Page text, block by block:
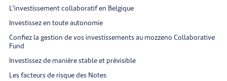
L’investissement collaboratif en Belgique
Investissez en toute autonomie
Confiez la gestion de vos investissements au mozzeno Collaborative
Fund
Investissez de manière stable et prévisible
Les facteurs de risque des Notes